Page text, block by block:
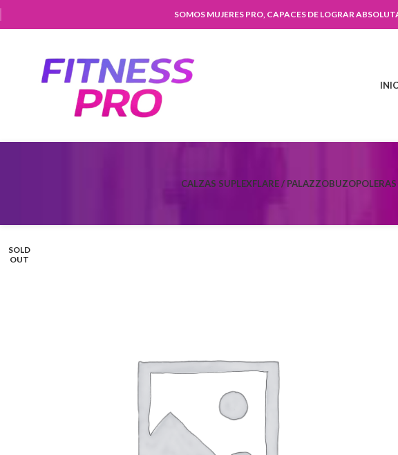
SOMOS MUJERES PRO, CAPACES DE LOGRAR
CALZAS SUPLEXFLARE / PALAZZOBUZO
SOLD
OUT